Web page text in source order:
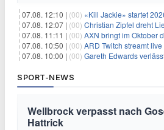
07.08. 12:10 | (00) «Kill Jackie» startet
07.08. 12:07 | (00) Christian Zipfel dreht
07.08. 11:11 | (00) AXN bringt im Oktober
07.08. 10:50 | (00) ARD Twitch streamt
07.08. 10:00 | (00) Gareth Edwards verlässt
SPORT-NEWS
Wellbrock verpasst nach
Hattrick